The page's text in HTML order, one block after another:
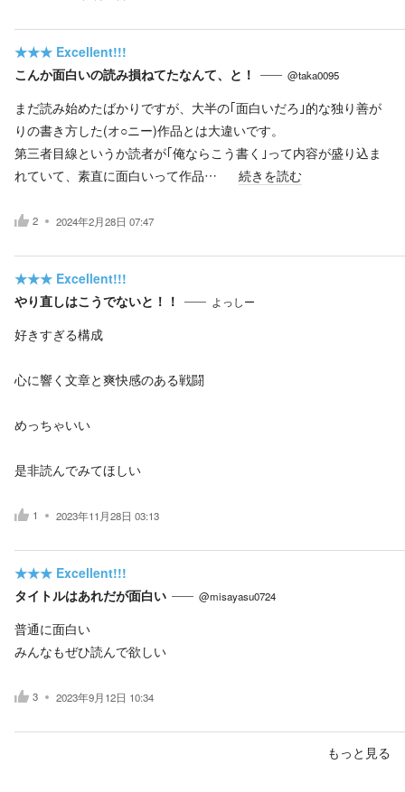
★★★ Excellent!!!
こんか面白いの読み損ねてたなんて、と！
@taka0095
まだ読み始めたばかりですが、大半の｢面白いだろ｣的な独り善が
りの書き方した(オ○ニー)作品とは大違いです。
第三者目線というか読者が｢俺ならこう書く｣って内容が盛り込ま
れていて、素直に面白いって作品…
続きを読む
2 2024年2月28日 07:47
★★★ Excellent!!!
やり直しはこうでないと！！
よっしー
好きすぎる構成
心に響く文章と爽快感のある戦闘
めっちゃいい
是非読んでみてほしい
1 2023年11月28日 03:13
★★★ Excellent!!!
タイトルはあれだが面白い
@misayasu0724
普通に面白い
みんなもぜひ読んで欲しい
3 2023年9月12日 10:34
もっと見る